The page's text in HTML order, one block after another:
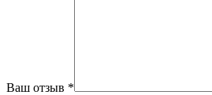
Ваш отзыв *